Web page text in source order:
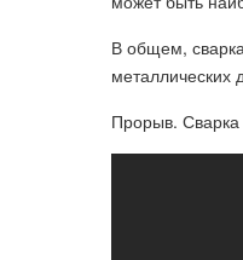
В общем,
металлических
Прорыв.